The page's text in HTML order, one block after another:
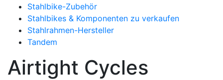
Stahlbike-Zubehör
Stahlbikes & Komponenten zu verkaufen
Stahlrahmen-Hersteller
Tandem
Airtight Cycles